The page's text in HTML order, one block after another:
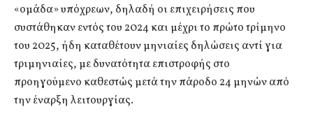
«ομάδα» υπόχρεων, δηλαδή οι επιχειρήσεις που
συστάθηκαν εντός του 2024 και μέχρι το πρώτο τρίμηνο
του 2025, ήδη καταθέτουν μηνιαίες δηλώσεις αντί για
τριμηνιαίες, με δυνατότητα επιστροφής στο
προηγούμενο καθεστώς μετά την πάροδο 24 μηνών από
την έναρξη λειτουργίας.